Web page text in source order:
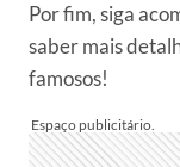
Por fim, siga
saber mais
famosos!